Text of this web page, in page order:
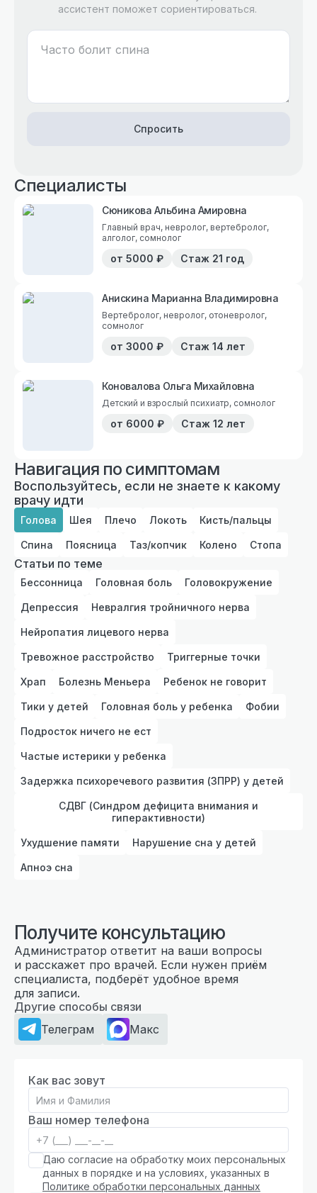
ассистент поможет сориентироваться.
Спросить
Специалисты
Сюникова Альбина Амировна
Главный врач, невролог, вертебролог,
алголог, сомнолог
от 5000 ₽ Стаж 21 год
Анискина Марианна Владимировна
Вертебролог, невролог, отоневролог,
сомнолог
от 3000 ₽ Стаж 14 лет
Коновалова Ольга Михайловна
Детский и взрослый психиатр, сомнолог
от 6000 ₽ Стаж 12 лет
Навигация по симптомам
Воспользуйтесь, если не знаете к какому
врачу идти
Голова Шея Плечо Локоть Кисть/пальцы
Спина Поясница Таз/копчик Колено Стопа
Статьи по теме
Бессонница Головная боль Головокружение
Депрессия Невралгия тройничного нерва
Нейропатия лицевого нерва
Тревожное расстройство Триггерные точки
Храп Болезнь Меньера Ребенок не говорит
Тики у детей Головная боль у ребенка Фобии
Подросток ничего не ест
Частые истерики у ребенка
Задержка психоречевого развития (ЗПРР) у детей
СДВГ (Синдром дефицита внимания и
гиперактивности)
Ухудшение памяти Нарушение сна у детей
Апноэ сна
Получите консультацию
Администратор ответит на ваши вопросы
и расскажет про врачей. Если нужен приём
специалиста, подберёт удобное время
для записи.
Другие способы связи
Телеграм
Макс
Как вас зовут
Ваш номер телефона
Даю согласие на обработку моих персональных
данных в порядке и на условиях, указанных в
Политике обработки персональных данных